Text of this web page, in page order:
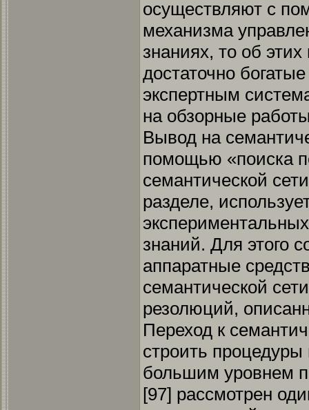
осуществляют с
механизма
знаниях, то об
достаточно
экспертным
на обзорные
Вывод на
помощью «поиска
семантической
разделе,
знаний. Для этого
аппаратные
семантической
резолюций,
Переход к
строить
большим уровнем
[97] рассмотрен